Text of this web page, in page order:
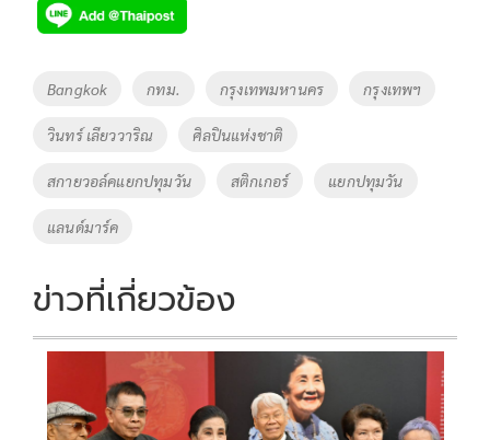
e
b
o
o
k
tt
er
p
y
Li
Tags
Bangkok กทม. กรุงเทพมหานคร กรุงเทพฯ
วินทร์ เลียววาริณ ศิลปินแห่งชาติ
สกายวอล์คแยกปทุมวัน สติกเกอร์ แยกปทุมวัน
แลนด์มาร์ค
ข่าวที่เกี่ยวข้อง